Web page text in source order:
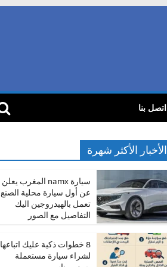
اتصل بنا
الأخبار الأكثر شهرة
سيارة namx المغرب يعلن
عن أول سيارة محلية الصنع
تعمل بالهيدروجين اليك
التفاصيل مع الصور
8 خطوات ذكية عليك اتباعها
لشراء سيارة مستعملة